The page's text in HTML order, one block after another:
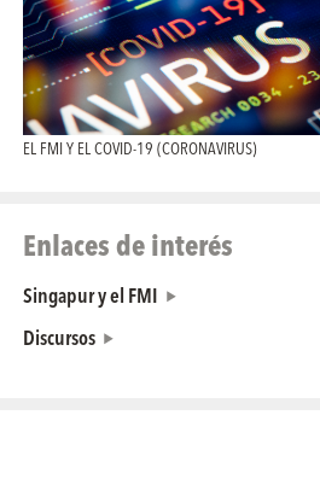
EL FMI Y EL COVID-19 (CORONAVIRUS)
Enlaces de interés
Singapur y el FMI
Discursos